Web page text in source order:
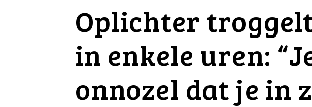
Oplichter
in enkele uren:
onnozel dat je in